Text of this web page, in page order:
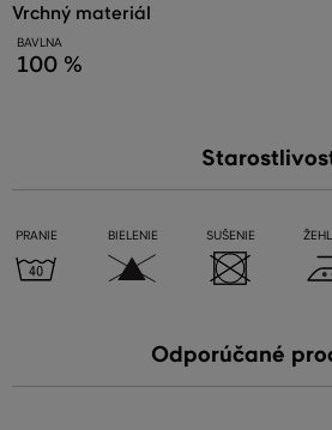
vrchný materiál
BAVLNA
100 %
PRANIE BIELENIE SUŠENIE
Odporúčané